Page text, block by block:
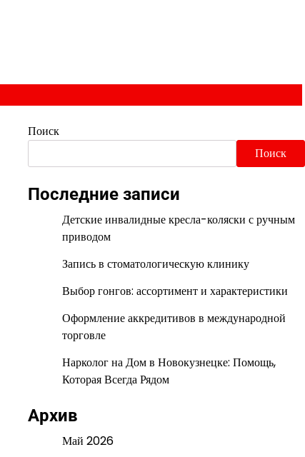
Поиск
Поиск
Последние записи
Детские инвалидные кресла-коляски с ручным
приводом
Запись в стоматологическую клинику
Выбор гонгов: ассортимент и характеристики
Оформление аккредитивов в международной
торговле
Нарколог на Дом в Новокузнецке: Помощь,
Которая Всегда Рядом
Архив
Май 2026